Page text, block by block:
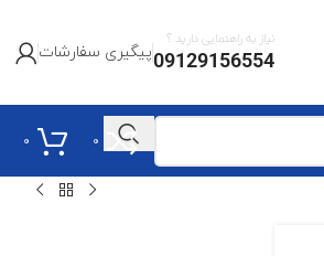
نیاز به راهنمایی دارید ؟
09129156554پیگیری سفارشات
0
0